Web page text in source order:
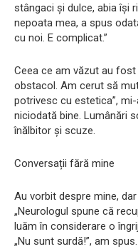
stângaci și dulce, abia își
nepoata mea, a spus
cu noi. E complicat.”
Ceea ce am văzut au
obstacol. Am cerut să
potrivesc cu estetica”,
niciodată bine. Lumânări
înălbitor și scuze.
Conversații fără mine
Au vorbit despre mine,
„Neurologul spune că
luăm în considerare o
„Nu sunt surdă!”, am spus.